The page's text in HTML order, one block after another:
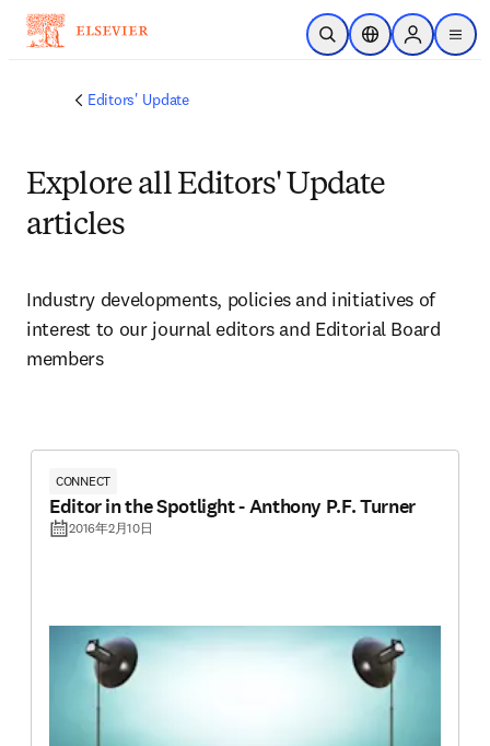
メインのコンテンツにスキップ
検索を開くロケーションセレ
Sign in to
menu
Editors' Update
Explore all Editors' Update
articles
Industry developments, policies and initiatives of
interest to our journal editors and Editorial Board
members
CONNECT
Editor in the Spotlight - Anthony P.F. Turner
2016年2月10日